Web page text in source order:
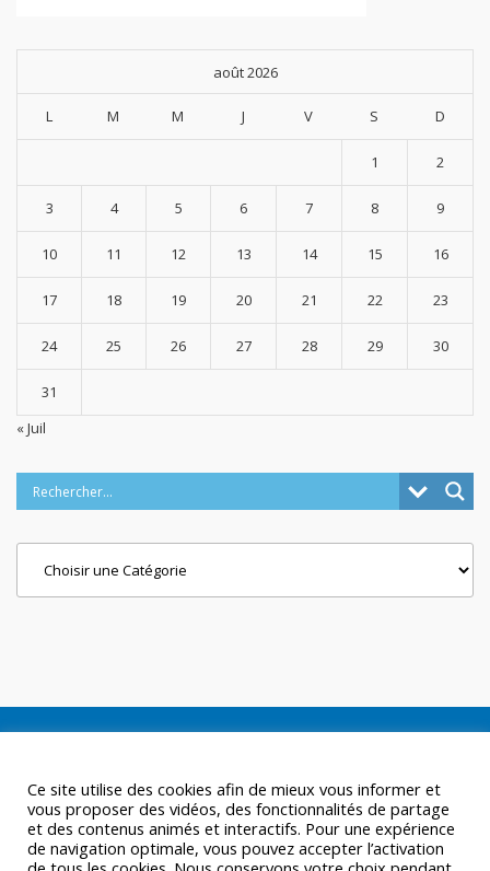
août 2026
L M M J V S D
1 2
3 4 5 6 7 8 9
10 11 12 13 14 15 16
17 18 19 20 21 22 23
24 25 26 27 28 29 30
31
« Juil
Ce site utilise des cookies afin de mieux vous informer et
vous proposer des vidéos, des fonctionnalités de partage
et des contenus animés et interactifs. Pour une expérience
de navigation optimale, vous pouvez accepter l’activation